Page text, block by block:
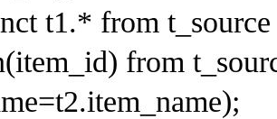
t1.* from
from